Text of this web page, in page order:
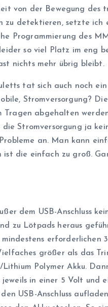
von der Bewegung
zu detektieren, setzte ich
Programmierung des
so viel Platz im eng
nichts mehr übrig bleibt.
tat sich auch noch
Stromversorgung?
Tragen abgehalten
Stromversorgung ja
an. Man kann
ist die einfach zu groß.
dem USB-Anschluss
zu Lötpads heraus
erforderlichen
größer als das
Polymer Akku.
jeweils in einer 5 Volt und
USB-Anschluss